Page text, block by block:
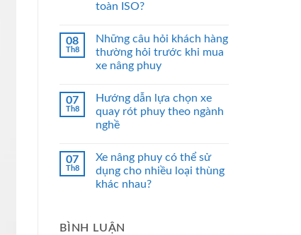
toàn ISO?
08
Th8
Những câu hỏi khách hàng
thường hỏi trước khi mua
xe nâng phuy
07
Th8
Hướng dẫn lựa chọn xe
quay rót phuy theo ngành
nghề
07
Th8
Xe nâng phuy có thể sử
dụng cho nhiều loại thùng
khác nhau?
BÌNH LUẬN